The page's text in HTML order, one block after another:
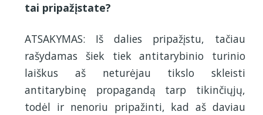
tai pripažįstate?
ATSAKYMAS: Iš dalies pripažįstu, tačiau
rašydamas šiek tiek antitarybinio turinio
laiškus aš neturėjau tikslo skleisti
antitarybinę propagandą tarp tikinčiųjų,
todėl ir nenoriu pripažinti, kad aš daviau